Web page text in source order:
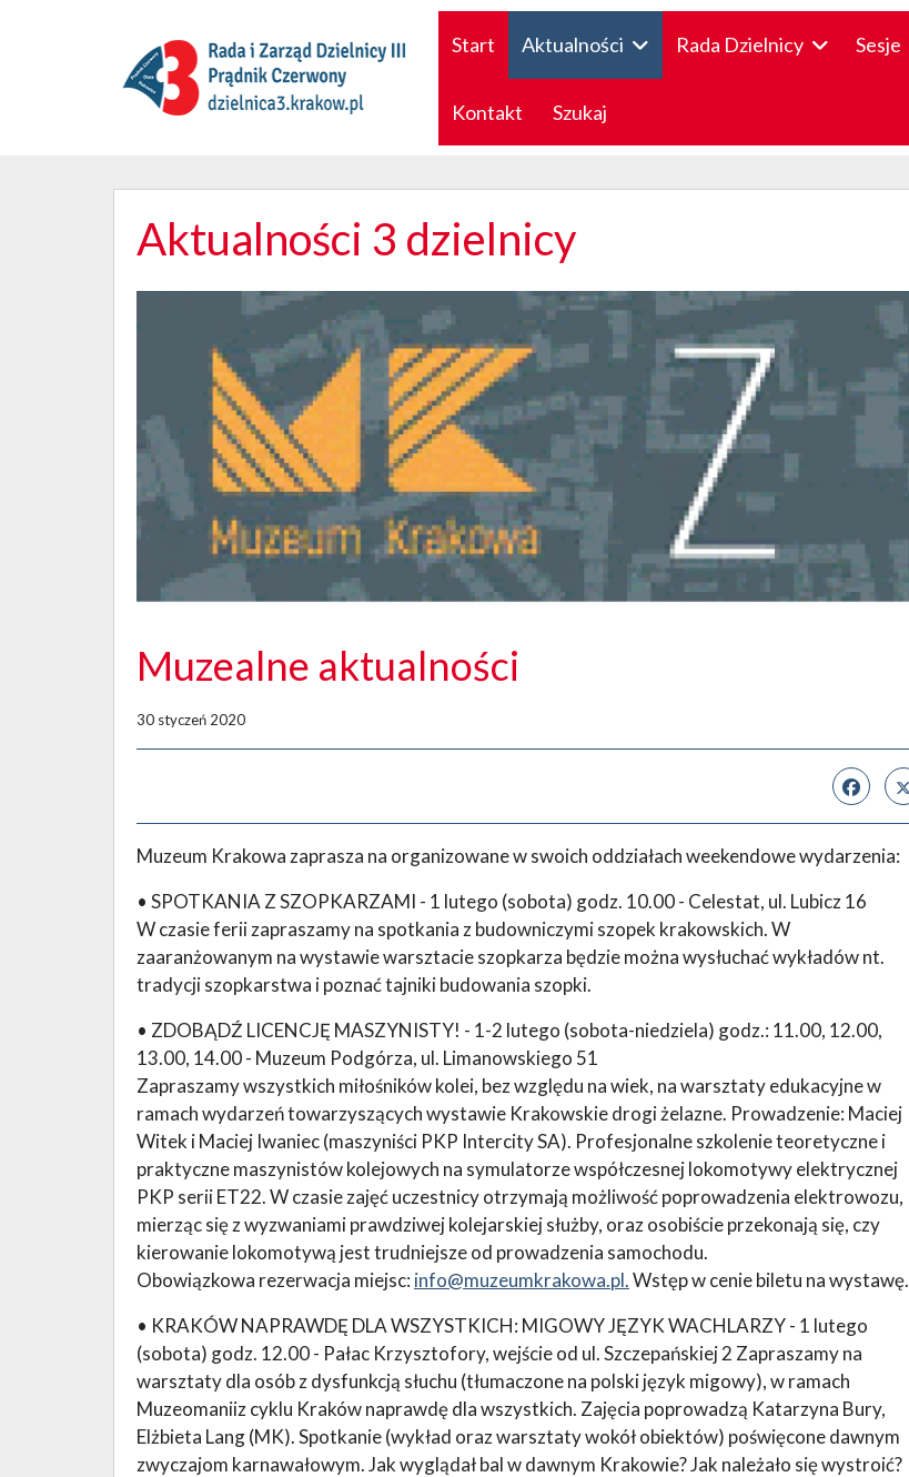
Start Aktualności Rada Dzielnicy Sesje
Kontakt Szukaj
Aktualności 3 dzielnicy
Muzealne aktualności
30 styczeń 2020
Muzeum Krakowa zaprasza na organizowane w swoich oddziałach weekendowe wydarzenia:
• SPOTKANIA Z SZOPKARZAMI - 1 lutego (sobota) godz. 10.00 - Celestat, ul. Lubicz 16
W czasie ferii zapraszamy na spotkania z budowniczymi szopek krakowskich. W
zaaranżowanym na wystawie warsztacie szopkarza będzie można wysłuchać wykładów nt.
tradycji szopkarstwa i poznać tajniki budowania szopki.
• ZDOBĄDŹ LICENCJĘ MASZYNISTY! - 1-2 lutego (sobota-niedziela) godz.: 11.00, 12.00,
13.00, 14.00 - Muzeum Podgórza, ul. Limanowskiego 51
Zapraszamy wszystkich miłośników kolei, bez względu na wiek, na warsztaty edukacyjne w
ramach wydarzeń towarzyszących wystawie Krakowskie drogi żelazne. Prowadzenie: Maciej
Witek i Maciej Iwaniec (maszyniści PKP Intercity SA). Profesjonalne szkolenie teoretyczne i
praktyczne maszynistów kolejowych na symulatorze współczesnej lokomotywy elektrycznej
PKP serii ET22. W czasie zajęć uczestnicy otrzymają możliwość poprowadzenia elektrowozu,
mierząc się z wyzwaniami prawdziwej kolejarskiej służby, oraz osobiście przekonają się, czy
kierowanie lokomotywą jest trudniejsze od prowadzenia samochodu.
Obowiązkowa rezerwacja miejsc: info@muzeumkrakowa.pl.Wstęp w cenie biletu na wystawę.
• KRAKÓW NAPRAWDĘ DLA WSZYSTKICH: MIGOWY JĘZYK WACHLARZY - 1 lutego
(sobota) godz. 12.00 - Pałac Krzysztofory, wejście od ul. Szczepańskiej 2 Zapraszamy na
warsztaty dla osób z dysfunkcją słuchu (tłumaczone na polski język migowy), w ramach
Muzeomaniiz cyklu Kraków naprawdę dla wszystkich. Zajęcia poprowadzą Katarzyna Bury,
Elżbieta Lang (MK). Spotkanie (wykład oraz warsztaty wokół obiektów) poświęcone dawnym
zwyczajom karnawałowym. Jak wyglądał bal w dawnym Krakowie? Jak należało się wystroić?